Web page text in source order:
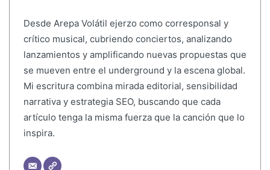
Desde Arepa Volátil ejerzo como corresponsal y
crítico musical, cubriendo conciertos, analizando
lanzamientos y amplificando nuevas propuestas que
se mueven entre el underground y la escena global.
Mi escritura combina mirada editorial, sensibilidad
narrativa y estrategia SEO, buscando que cada
artículo tenga la misma fuerza que la canción que lo
inspira.